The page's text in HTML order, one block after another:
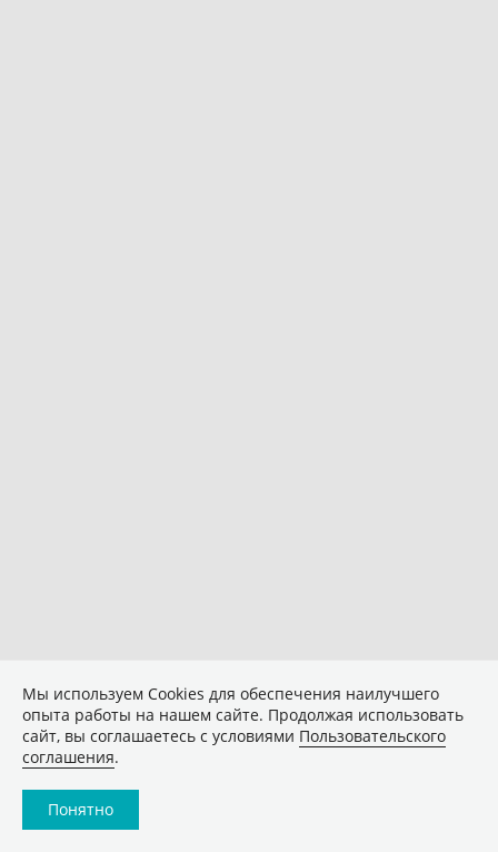
Мы используем Сookies для обеспечения наилучшего
опыта работы на нашем сайте. Продолжая использовать
сайт, вы соглашаетесь с условиями Пользовательского
соглашения.
Понятно